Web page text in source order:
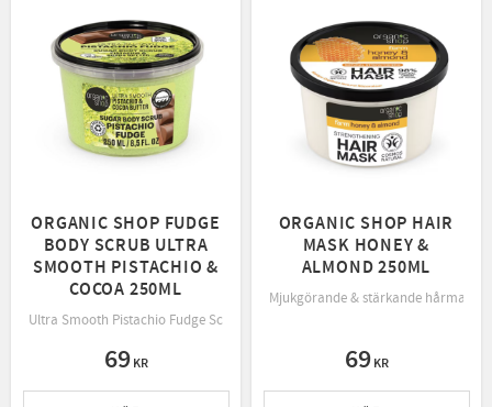
ORGANIC SHOP FUDGE
BODY SCRUB ULTRA
SMOOTH PISTACHIO &
COCOA 250ML
Ultra Smooth Pistachio Fudge Scrub från Organic Shop är en lyxig
69KR
ORGANIC SHOP HAIR
MASK HONEY &
ALMOND 250ML
Mjukgörande & stärkande hårmask,
69KR